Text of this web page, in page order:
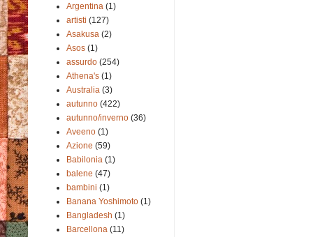
Argentina (1)
artisti (127)
Asakusa (2)
Asos (1)
assurdo (254)
Athena's (1)
Australia (3)
autunno (422)
autunno/inverno (36)
Aveeno (1)
Azione (59)
Babilonia (1)
balene (47)
bambini (1)
Banana Yoshimoto (1)
Bangladesh (1)
Barcellona (11)